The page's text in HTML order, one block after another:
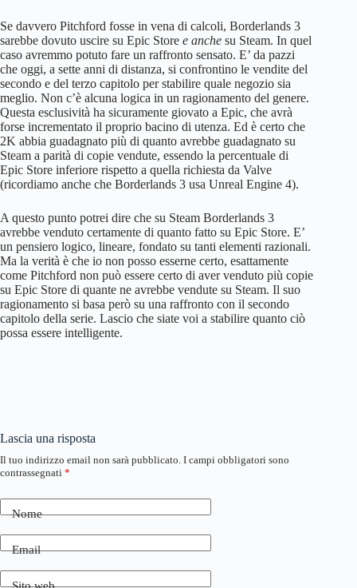
Se davvero Pitchford fosse in vena di calcoli, Borderlands 3
sarebbe dovuto uscire su Epic Store e anche su Steam. In quel
caso avremmo potuto fare un raffronto sensato. E’ da pazzi
che oggi, a sette anni di distanza, si confrontino le vendite del
secondo e del terzo capitolo per stabilire quale negozio sia
meglio. Non c’è alcuna logica in un ragionamento del genere.
Questa esclusività ha sicuramente giovato a Epic, che avrà
forse incrementato il proprio bacino di utenza. Ed è certo che
2K abbia guadagnato più di quanto avrebbe guadagnato su
Steam a parità di copie vendute, essendo la percentuale di
Epic Store inferiore rispetto a quella richiesta da Valve
(ricordiamo anche che Borderlands 3 usa Unreal Engine 4).
A questo punto potrei dire che su Steam Borderlands 3
avrebbe venduto certamente di quanto fatto su Epic Store. E’
un pensiero logico, lineare, fondato su tanti elementi razionali.
Ma la verità è che io non posso esserne certo, esattamente
come Pitchford non può essere certo di aver venduto più copie
su Epic Store di quante ne avrebbe vendute su Steam. Il suo
ragionamento si basa però su una raffronto con il secondo
capitolo della serie. Lascio che siate voi a stabilire quanto ciò
possa essere intelligente.
Lascia una risposta
Il tuo indirizzo email non sarà pubblicato. I campi obbligatori sono
contrassegnati *
Nome
Email